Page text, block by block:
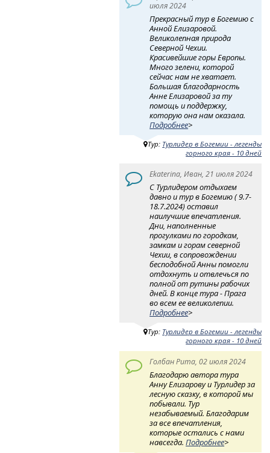
июля 2024
Прекрасный тур в Богемию с
Анной Елизаровой.
Великолепная природа
Северной Чехии.
Красивейшие горы Европы.
Много зелени, которой
сейчас нам не хватает.
Большая благодарность
Анне Елизаровой за ту
помощь и поддержку,
которую она нам оказала.
Подробнее>
Тур: Турлидер в Богемии - легенды
горного края - 10 дней
Ekaterina, Иван, 21 июля 2024
С Турлидером отдыхаем
давно и тур в Богемию ( 9.7-
18.7.2024) оставил
наилучшие впечатления.
Дни, наполненные
прогулками по городкам,
замкам и горам северной
Чехии, в сопровождении
бесподобной Анны помогли
отдохнуть и отвлечься по
полной от рутины рабочих
дней. В конце тура - Прага
во всем ее великолепии.
Подробнее>
Тур: Турлидер в Богемии - легенды
горного края - 10 дней
Голбан Рита, 02 июля 2024
Благодарю автора тура
Анну Елизарову и Турлидер за
лесную сказку, в которой мы
побывали. Тур
незабываемый. Благодарим
за все впечатления,
которые остались с нами
навсегда.Подробнее>